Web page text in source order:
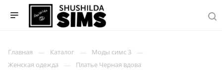
Главная Каталог
Моды симс 3
Женская одежда
Платье Черная вдова